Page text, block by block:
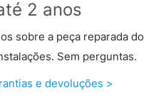
2 anos
sobre a peça reparada do
Sem perguntas.
e devoluções >